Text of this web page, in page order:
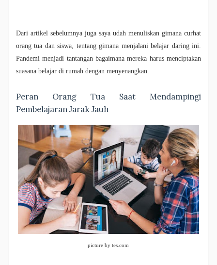
Dari artikel sebelumnya juga saya udah menuliskan gimana curhat
orang tua dan siswa, tentang gimana menjalani belajar daring ini.
Pandemi menjadi tantangan bagaimana mereka harus menciptakan
suasana belajar di rumah dengan menyenangkan.
Peran Orang Tua Saat Mendampingi
Pembelajaran Jarak Jauh
picture by tes.com